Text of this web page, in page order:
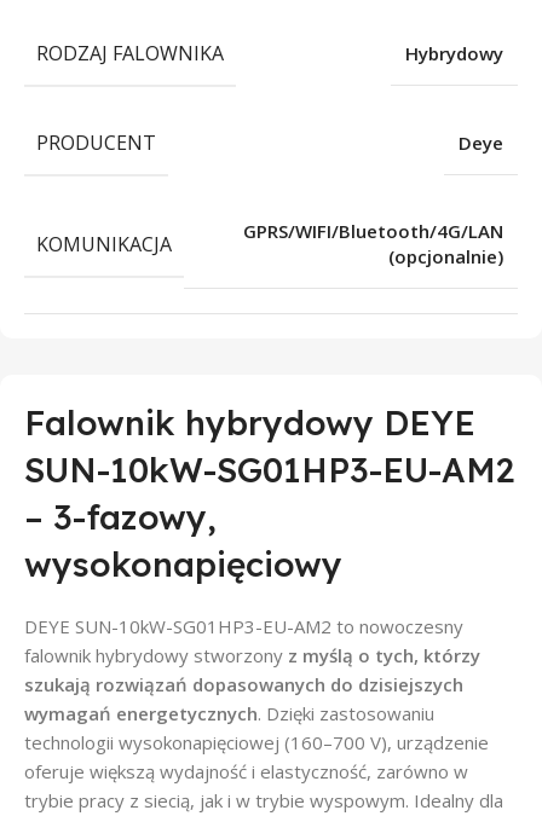
Falownik hybrydowy DEYE
SUN-10kW-SG01HP3-EU-AM2
– 3-fazowy,
wysokonapięciowy
DEYE SUN-10kW-SG01HP3-EU-AM2 to nowoczesny
falownik hybrydowy stworzony z myślą o tych, którzy
szukają rozwiązań dopasowanych do dzisiejszych
wymagań energetycznych. Dzięki zastosowaniu
technologii wysokonapięciowej (160–700 V), urządzenie
oferuje większą wydajność i elastyczność, zarówno w
trybie pracy z siecią, jak i w trybie wyspowym. Idealny dla
RODZAJ FALOWNIKA Hybrydowy
PRODUCENT Deye
KOMUNIKACJA
GPRS/WIFI/Bluetooth/4G/LAN
(opcjonalnie)